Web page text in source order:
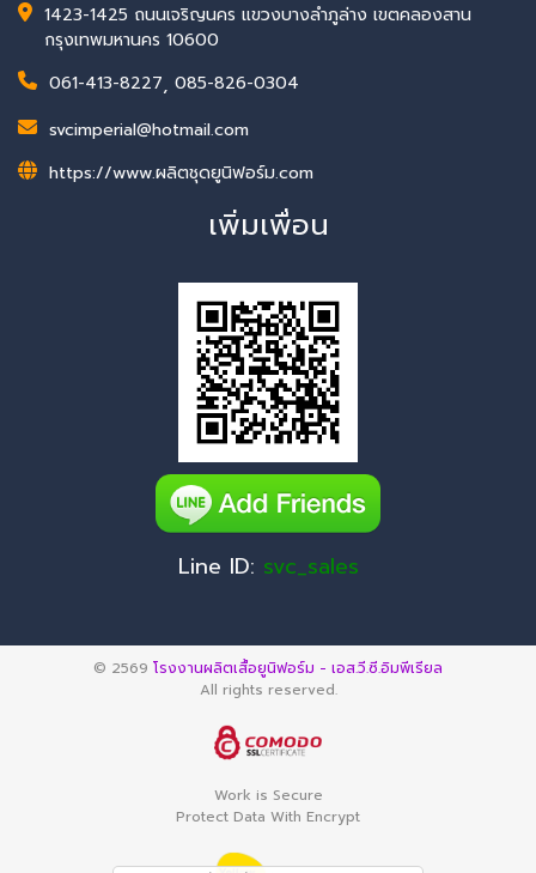
1423-1425 ถนนเจริญนคร แขวงบางลำภูล่าง เขตคลองสาน
กรุงเทพมหานคร 10600
061-413-8227, 085-826-0304
svcimperial@hotmail.com
https://www.ผลิตชุดยูนิฟอร์ม.com
เพิ่มเพื่อน
Line ID: svc_sales
© 2569 โรงงานผลิตเสื้อยูนิฟอร์ม - เอส.วี.ซี.อิมพีเรียล
All rights reserved.
Work is Secure
Protect Data With Encrypt